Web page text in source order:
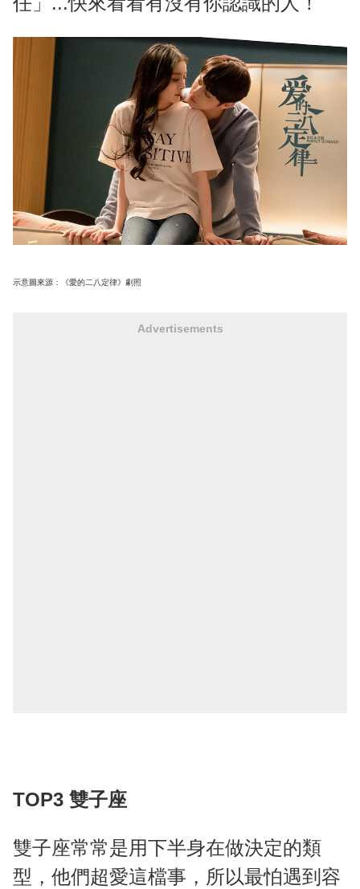
示意圖來源：《愛的二八定律》劇照
Advertisements
TOP3 雙子座
雙子座常常是用下半身在做決定的類
型，他們超愛這檔事，所以最怕遇到容